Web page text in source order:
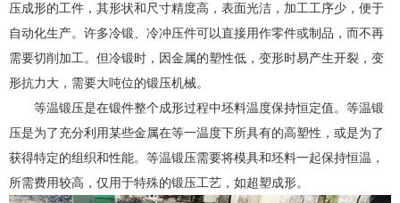
压成形的工件，其形状和尺寸精度高，表面光洁，加工工序少，便于
自动化生产。许多冷锻、冷冲压件可以直接用作零件或制品，而不再
需要切削加工。但冷锻时，因金属的塑性低，变形时易产生开裂，变
形抗力大，需要大吨位的锻压机械。
等温锻压是在锻件整个成形过程中坯料温度保持恒定值。等温锻
压是为了充分利用某些金属在等一温度下所具有的高塑性，或是为了
获得特定的组织和性能。等温锻压需要将模具和坯料一起保持恒温，
所需费用较高，仅用于特殊的锻压工艺，如超塑成形。